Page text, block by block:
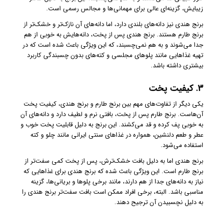
زیبایش، گزینه‌ای عالی برای مهمانی‌ها و مجالس رسمی است.
برنج هندی نیز دانه‌های بلندی دارد، اما دانه‌های آن نازک‌تر و خشک‌تر از
برنج طارم هستند. برنج هندی پس از پخت، دانه‌هایش به خوبی از هم
جدا می‌شوند و به هم نمی‌چسبند، که این ویژگی باعث شده است که در
تهیه غذاهایی مانند پلوهای مجلسی و کته‌های بدون چسبندگی کاربرد
بیشتری داشته باشد.
3. کیفیت پخت
یکی دیگر از تفاوت‌های مهم بین برنج طارم و برنج هندی، کیفیت پخت
آن‌هاست. برنج طارم پس از پخت، بافتی نرم و لطیف دارد و دانه‌های آن
به خوبی پف کرده و قد می‌کشند. این برنج به دلیل قابلیت پخت خوب و
عطر و طعم دلنشین، همواره در غذاهای سنتی ایرانی مانند چلو و کته
استفاده می‌شود.
برنج هندی اما به دلیل بافت خشک‌ترش، پس از پخت کمی سفت‌تر از
برنج طارم است. این ویژگی باعث شده که برنج هندی برای غذاهایی که
نیاز به دانه‌های جدا از هم دارند، مانند برخی پلوها و بریانی‌ها، گزینه
مناسبی باشد. البته، برخی افراد ممکن است بافت سفت‌تر برنج هندی را
به دلیل نچسبیدن آن ترجیح دهند.